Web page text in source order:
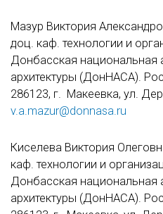
Мазур Виктория
доц. каф. технологии и
Донбасская национальная
архитектуры (ДонНАСА).
286123, г. Макеевка, ул.
v.a.mazur@donnasa.ru
Киселева Виктория
каф. технологии и
Донбасская национальная
архитектуры (ДонНАСА).